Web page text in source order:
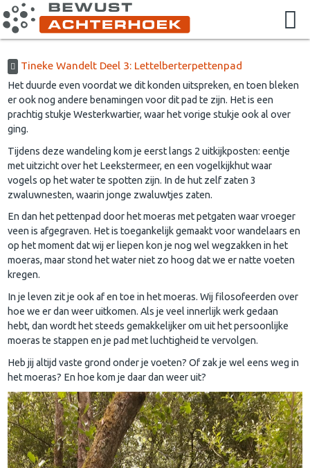
Tineke Wandelt Deel 3: Lettelberterpettenpad
Het duurde even voordat we dit konden uitspreken, en toen bleken
er ook nog andere benamingen voor dit pad te zijn. Het is een
prachtig stukje Westerkwartier, waar het vorige stukje ook al over
ging.
Tijdens deze wandeling kom je eerst langs 2 uitkijkposten: eentje
met uitzicht over het Leekstermeer, en een vogelkijkhut waar
vogels op het water te spotten zijn. In de hut zelf zaten 3
zwaluwnesten, waarin jonge zwaluwtjes zaten.
En dan het pettenpad door het moeras met petgaten waar vroeger
veen is afgegraven. Het is toegankelijk gemaakt voor wandelaars en
op het moment dat wij er liepen kon je nog wel wegzakken in het
moeras, maar stond het water niet zo hoog dat we er natte voeten
kregen.
In je leven zit je ook af en toe in het moeras. Wij filosofeerden over
hoe we er dan weer uitkomen. Als je veel innerlijk werk gedaan
hebt, dan wordt het steeds gemakkelijker om uit het persoonlijke
moeras te stappen en je pad met luchtigheid te vervolgen.
Heb jij altijd vaste grond onder je voeten? Of zak je wel eens weg in
het moeras? En hoe kom je daar dan weer uit?